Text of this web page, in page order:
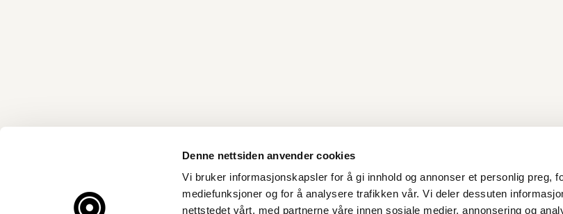
Denne nettsiden anvender cookies
Vi bruker informasjonskapsler for å gi innhold og annonser et personlig preg,
mediefunksjoner og for å analysere trafikken vår. Vi deler dessuten
nettstedet vårt, med partnerne våre innen sosiale medier, annonsering og
Kontakt oss